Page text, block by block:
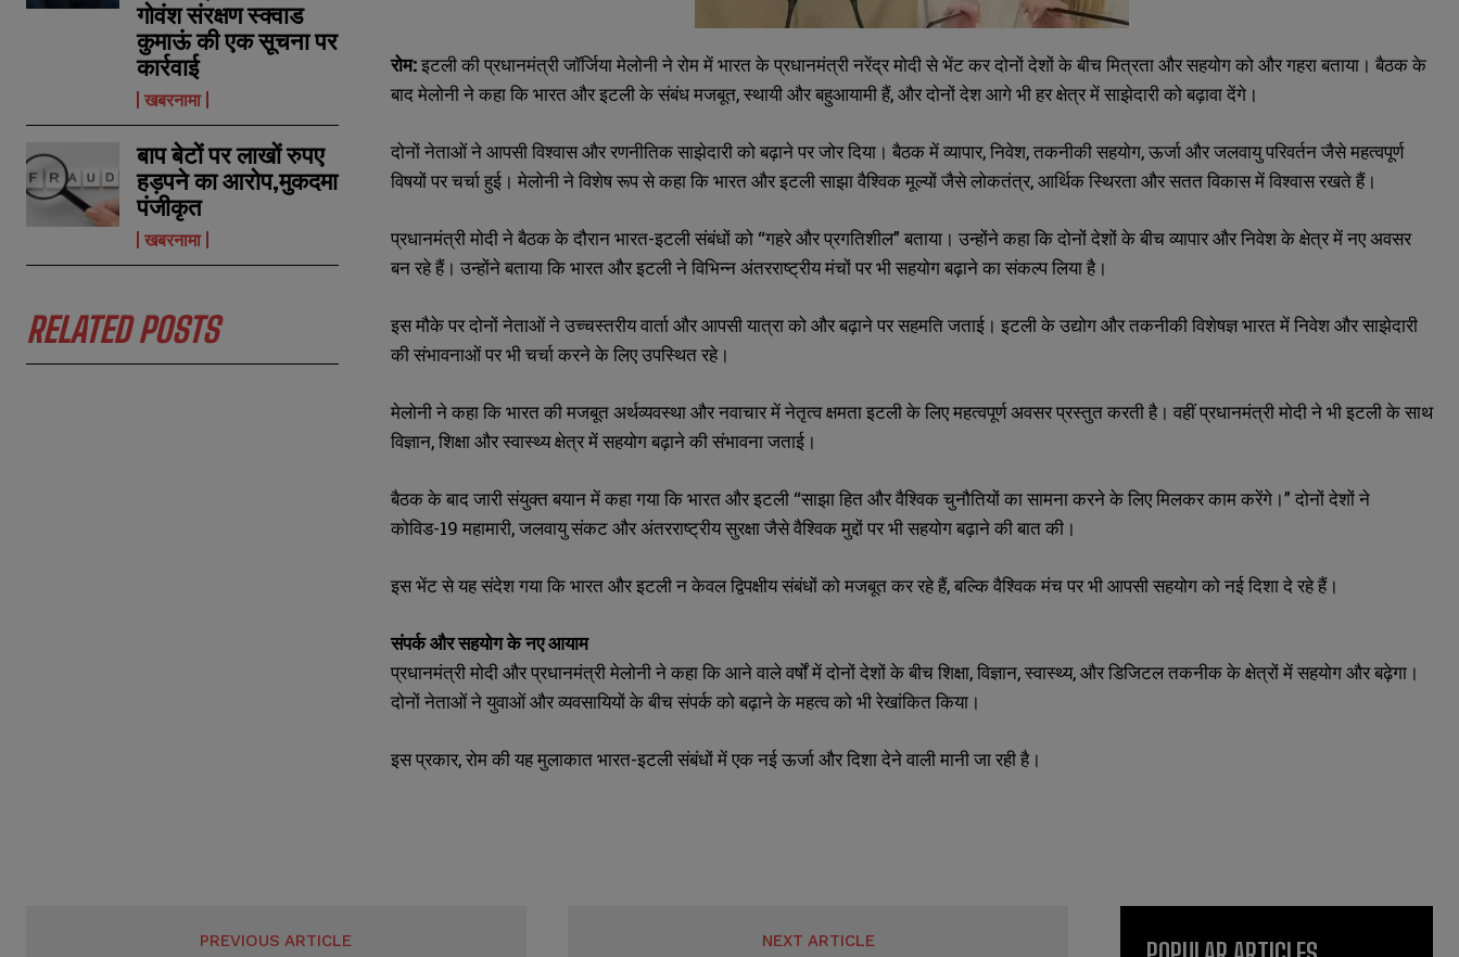
a
*
E
m
a
*
u
m
b
s
a
*
E
m
a
*
u
m
b
s
गोवंश संरक्षण स्क्वाड
कुमाऊं की एक सूचना पर
कार्रवाई
खबरनामा
बाप बेटों पर लाखों रुपए
हड़पने का आरोप,मुकदमा
पंजीकृत
खबरनामा
RELATED POSTS
रोम:इटली की प्रधानमंत्री जॉर्जिया मेलोनी ने रोम में भारत के प्रधानमंत्री नरेंद्र मोदी से भेंट कर दोनों देशों के बीच मित्रता और सहयोग को और गहरा बताया। बैठक के
बाद मेलोनी ने कहा कि भारत और इटली के संबंध मजबूत, स्थायी और बहुआयामी हैं, और दोनों देश आगे भी हर क्षेत्र में साझेदारी को बढ़ावा देंगे।
दोनों नेताओं ने आपसी विश्वास और रणनीतिक साझेदारी को बढ़ाने पर जोर दिया। बैठक में व्यापार, निवेश, तकनीकी सहयोग, ऊर्जा और जलवायु परिवर्तन जैसे महत्वपूर्ण
विषयों पर चर्चा हुई। मेलोनी ने विशेष रूप से कहा कि भारत और इटली साझा वैश्विक मूल्यों जैसे लोकतंत्र, आर्थिक स्थिरता और सतत विकास में विश्वास रखते हैं।
प्रधानमंत्री मोदी ने बैठक के दौरान भारत-इटली संबंधों को “गहरे और प्रगतिशील” बताया। उन्होंने कहा कि दोनों देशों के बीच व्यापार और निवेश के क्षेत्र में नए अवसर
बन रहे हैं। उन्होंने बताया कि भारत और इटली ने विभिन्न अंतरराष्ट्रीय मंचों पर भी सहयोग बढ़ाने का संकल्प लिया है।
इस मौके पर दोनों नेताओं ने उच्चस्तरीय वार्ता और आपसी यात्रा को और बढ़ाने पर सहमति जताई। इटली के उद्योग और तकनीकी विशेषज्ञ भारत में निवेश और साझेदारी
की संभावनाओं पर भी चर्चा करने के लिए उपस्थित रहे।
मेलोनी ने कहा कि भारत की मजबूत अर्थव्यवस्था और नवाचार में नेतृत्व क्षमता इटली के लिए महत्वपूर्ण अवसर प्रस्तुत करती है। वहीं प्रधानमंत्री मोदी ने भी इटली के साथ
विज्ञान, शिक्षा और स्वास्थ्य क्षेत्र में सहयोग बढ़ाने की संभावना जताई।
बैठक के बाद जारी संयुक्त बयान में कहा गया कि भारत और इटली “साझा हित और वैश्विक चुनौतियों का सामना करने के लिए मिलकर काम करेंगे।” दोनों देशों ने
कोविड-19 महामारी, जलवायु संकट और अंतरराष्ट्रीय सुरक्षा जैसे वैश्विक मुद्दों पर भी सहयोग बढ़ाने की बात की।
इस भेंट से यह संदेश गया कि भारत और इटली न केवल द्विपक्षीय संबंधों को मजबूत कर रहे हैं, बल्कि वैश्विक मंच पर भी आपसी सहयोग को नई दिशा दे रहे हैं।
संपर्कऔरसहयोगकेनएआयाम
प्रधानमंत्री मोदी और प्रधानमंत्री मेलोनी ने कहा कि आने वाले वर्षों में दोनों देशों के बीच शिक्षा, विज्ञान, स्वास्थ्य, और डिजिटल तकनीक के क्षेत्रों में सहयोग और बढ़ेगा।
दोनों नेताओं ने युवाओं और व्यवसायियों के बीच संपर्क को बढ़ाने के महत्व को भी रेखांकित किया।
इस प्रकार, रोम की यह मुलाकात भारत-इटली संबंधों में एक नई ऊर्जा और दिशा देने वाली मानी जा रही है।
PREVIOUS ARTICLE NEXT ARTICLE